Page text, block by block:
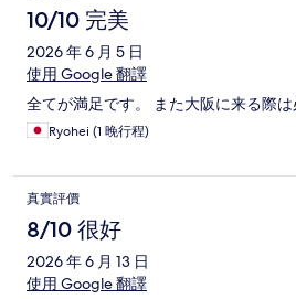
10/10 完美
2026 年 6 月 5 日
使用 Google 翻譯
全てが満足です。 また大阪に来る際
Ryohei (1 晚行程)
真實評價
8/10 很好
2026 年 6 月 13 日
使用 Google 翻譯